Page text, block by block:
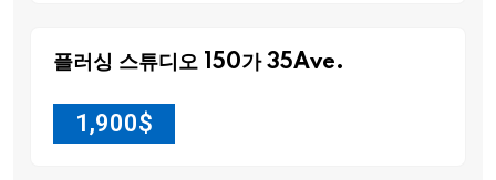
플러싱 스튜디오 150가 35Ave.
1,900$